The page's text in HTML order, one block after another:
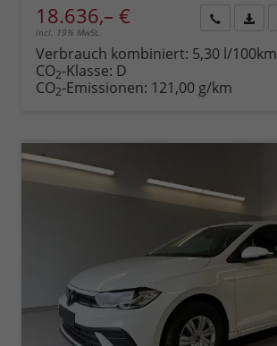
18.636,– €
incl. 19% MwSt.
anfordern
Datei,
Verbrauch kombiniert: 5,30 l/100km
CO2-Klasse: D
CO2-Emissionen: 121,00 g/km